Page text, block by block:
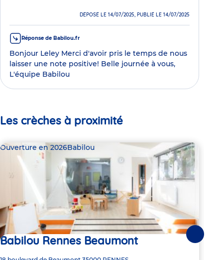
DÉPOSÉ LE 14/07/2025, PUBLIÉ LE 14/07/2025
Réponse de Babilou.fr
Bonjour Leley Merci d'avoir pris le temps de nous
laisser une note positive! Belle journée à vous,
L'équipe Babilou
Les crèches à proximité
Ouverture en 2026Babilou
Babilou Rennes Beaumont